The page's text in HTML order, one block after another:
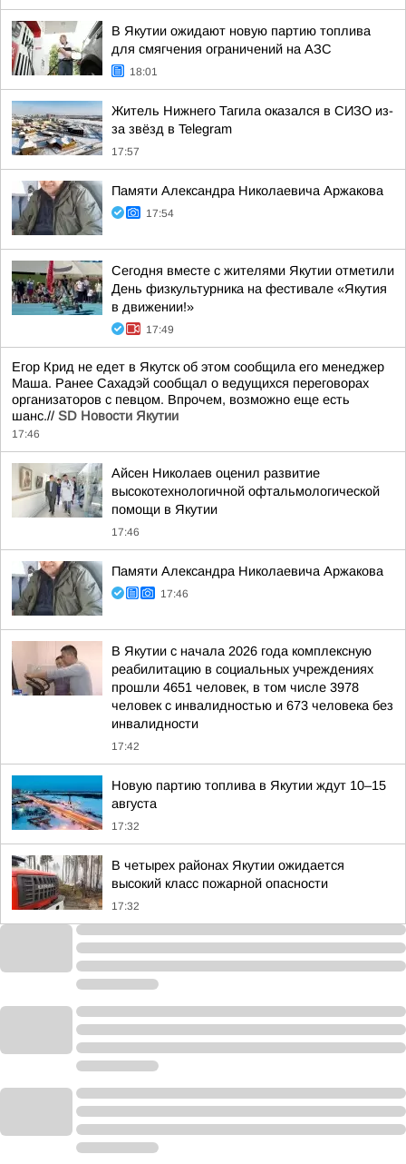
В Якутии ожидают новую партию топлива
для смягчения ограничений на АЗС
18:01
Житель Нижнего Тагила оказался в СИЗО из-
за звёзд в Telegram
17:57
Памяти Александра Николаевича Аржакова
17:54
Сегодня вместе с жителями Якутии отметили
День физкультурника на фестивале «Якутия
в движении!»
17:49
Егор Крид не едет в Якутск об этом сообщила его менеджер
Маша. Ранее Сахадэй сообщал о ведущихся переговорах
организаторов с певцом. Впрочем, возможно еще есть
шанс.// SD Новости Якутии
17:46
Айсен Николаев оценил развитие
высокотехнологичной офтальмологической
помощи в Якутии
17:46
Памяти Александра Николаевича Аржакова
17:46
В Якутии с начала 2026 года комплексную
реабилитацию в социальных учреждениях
прошли 4651 человек, в том числе 3978
человек с инвалидностью и 673 человека без
инвалидности
17:42
Новую партию топлива в Якутии ждут 10–15
августа
17:32
В четырех районах Якутии ожидается
высокий класс пожарной опасности
17:32